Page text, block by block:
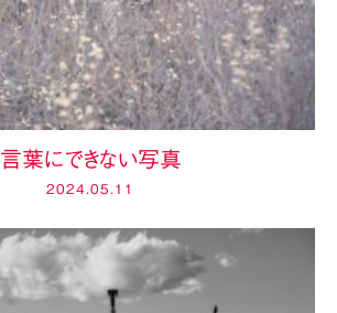
言葉にできない写真
2024.05.11